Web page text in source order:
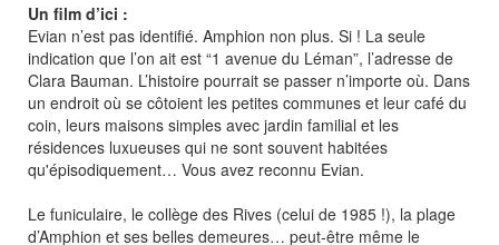
Un film d’ici :
Evian n’est pas identifié. Amphion non plus. Si ! La seule
indication que l’on ait est “1 avenue du Léman”, l’adresse de
Clara Bauman. L’histoire pourrait se passer n’importe où. Dans
un endroit où se côtoient les petites communes et leur café du
coin, leurs maisons simples avec jardin familial et les
résidences luxueuses qui ne sont souvent habitées
qu'épisodiquement… Vous avez reconnu Evian.
Le funiculaire, le collège des Rives (celui de 1985 !), la plage
d’Amphion et ses belles demeures… peut-être même le